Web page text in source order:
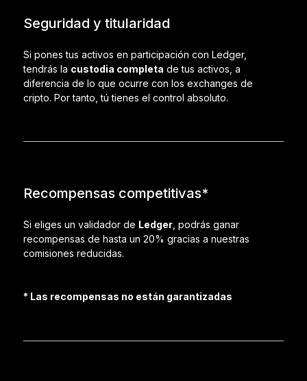
Seguridad y titularidad
Si pones tus activos en participación con Ledger,
tendrás la custodia completa de tus activos, a
diferencia de lo que ocurre con los exchanges de
cripto. Por tanto, tú tienes el control absoluto.
Recompensas competitivas*
Si eliges un validador de Ledger , podrás ganar
recompensas de hasta un 20% gracias a nuestras
comisiones reducidas.
* Las recompensas no están garantizadas